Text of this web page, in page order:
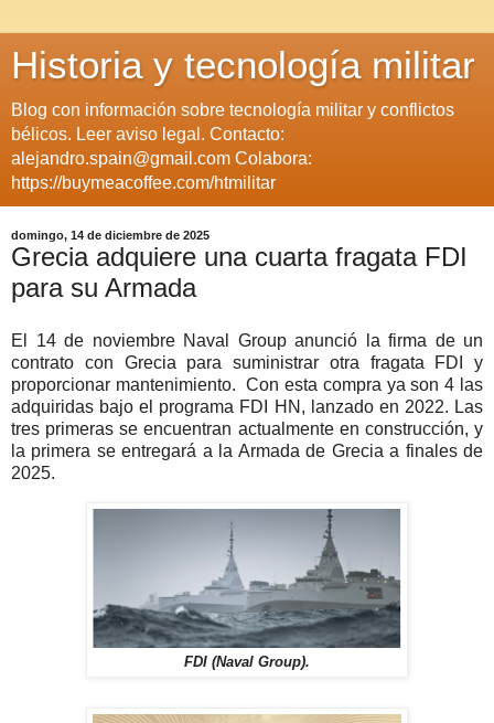
Historia y tecnología militar
Blog con información sobre tecnología militar y conflictos
bélicos. Leer aviso legal. Contacto:
alejandro.spain@gmail.com Colabora:
https://buymeacoffee.com/htmilitar
domingo, 14 de diciembre de 2025
Grecia adquiere una cuarta fragata FDI
para su Armada
El 14 de noviembre Naval Group anunció la firma de un
contrato con Grecia para suministrar otra fragata FDI y
proporcionar mantenimiento. Con esta compra ya son 4 las
adquiridas bajo el programa FDI HN, lanzado en 2022. Las
tres primeras se encuentran actualmente en construcción, y
la primera se entregará a la Armada de Grecia a finales de
2025.
FDI (Naval Group).